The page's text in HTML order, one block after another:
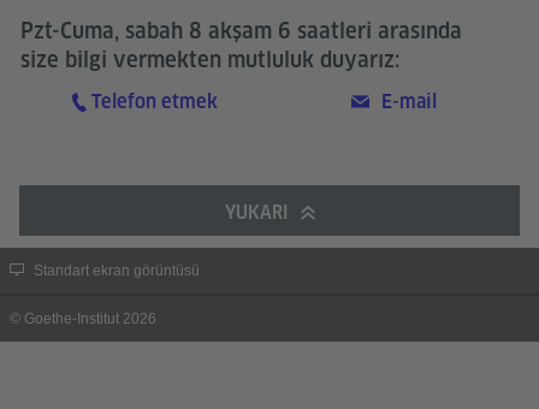
Pzt-Cuma, sabah 8 akşam 6 saatleri arasında
size bilgi vermekten mutluluk duyarız:
Telefon etmek E-mail
YUKARI
Standart ekran görüntüsü
© Goethe-Institut 2026